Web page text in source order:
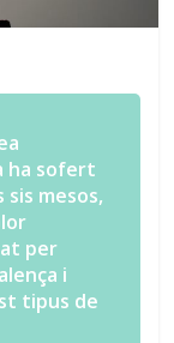
ha sofert
mesos,
per
i
tipus de